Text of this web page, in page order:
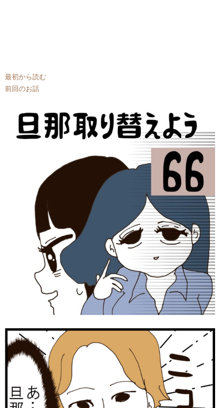
最初から読む
前回のお話